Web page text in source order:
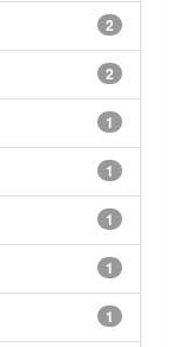
2
2
1
1
1
1
1